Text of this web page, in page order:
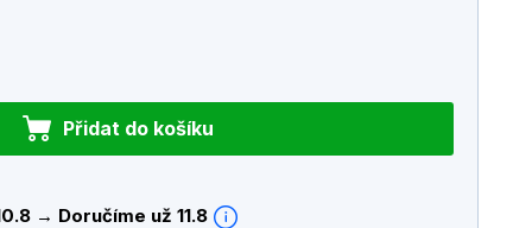
Přidat do košíku
→ Doručíme už 11.8